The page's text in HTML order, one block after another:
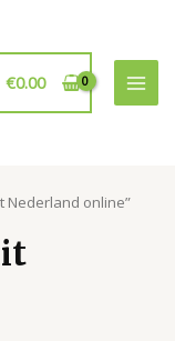
€0.00
Nederland online”